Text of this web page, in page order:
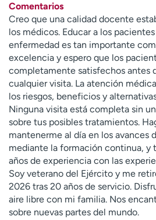
A
y
ú
d
a
m
e
a
e
n
c
o
n
t
r
a
r
Comentarios
Creo que una calidad docente
los médicos. Educar a los
enfermedad es tan importante
excelencia y espero que los
completamente satisfechos antes
cualquier visita. La atención
los riesgos, beneficios y
Ninguna visita está completa sin
sobre tus posibles tratamientos.
mantenerme al día en los avances
mediante la formación continua, y
años de experiencia con las
Soy veterano del Ejército y me
2026 tras 20 años de servicio.
aire libre con mi familia. Nos
sobre nuevas partes del mundo.